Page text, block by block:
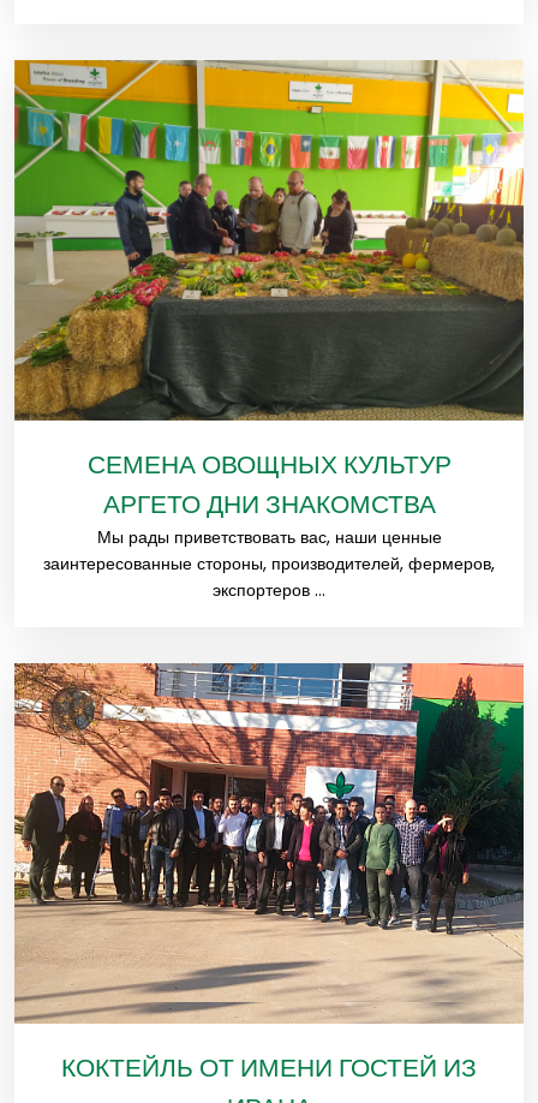
СЕМЕНА ОВОЩНЫХ КУЛЬТУР
АРГЕТО ДНИ ЗНАКОМСТВА
Мы рады приветствовать вас, наши ценные
заинтересованные стороны, производителей, фермеров,
экспортеров ...
КОКТЕЙЛЬ ОТ ИМЕНИ ГОСТЕЙ ИЗ